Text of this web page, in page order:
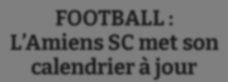
FOOTBALL :
L’Amiens SC met son
calendrier à jour